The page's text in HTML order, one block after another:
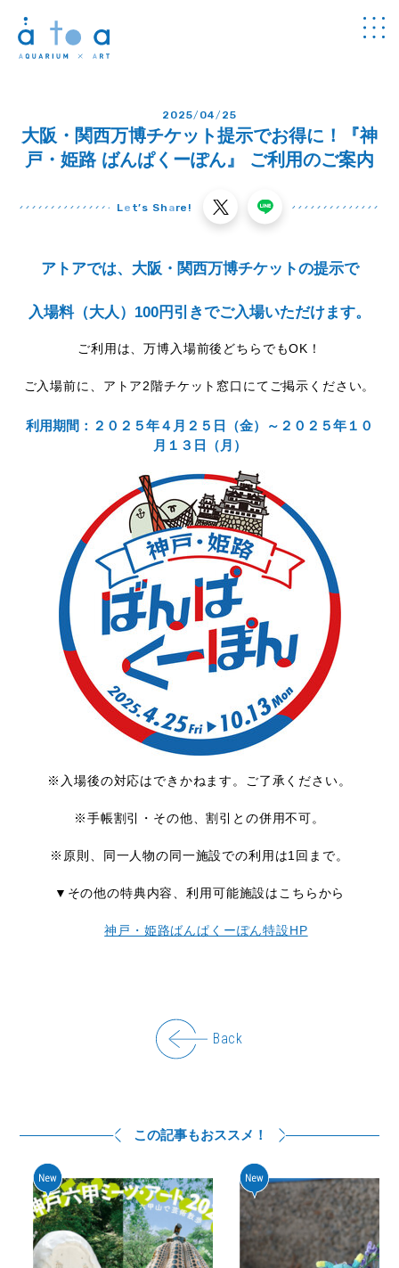
Guide
館内のご案内
チケット・ 料金
お知らせ
プログラム
Cafe & Shop
Access
2025/ 04 / 25
大阪・関西万博チケット提示でお得に！『神
戸・姫路 ばんぱくーぽん』 ご利用のご案内
Le t’s Sh are!
アトアでは、大阪・関西万博チケットの提示で
入場料（大人）100円引きでご入場いただけます。
ご利用は、万博入場前後どちらでもOK！
ご入場前に、アトア2階チケット窓口にてご掲示ください。
利用期間：２０２５年４月２５日（金）～２０２５年１０
月１３日（月）
※入場後の対応はできかねます。ご了承ください。
※手帳割引・その他、割引との併用不可。
※原則、同一人物の同一施設での利用は1回まで。
▼その他の特典内容、利用可能施設はこちらから
神戸・姫路ばんぱくーぽん特設HP
Back
この記事もおススメ！